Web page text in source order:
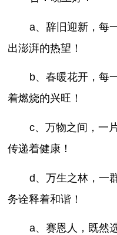
a、辞旧迎新，每
出澎湃的热望！
b、春暖花开，每
着燃烧的兴旺！
c、万物之间，一
传递着健康！
d、万生之林，一
务诠释着和谐！
a、赛恩人，既然